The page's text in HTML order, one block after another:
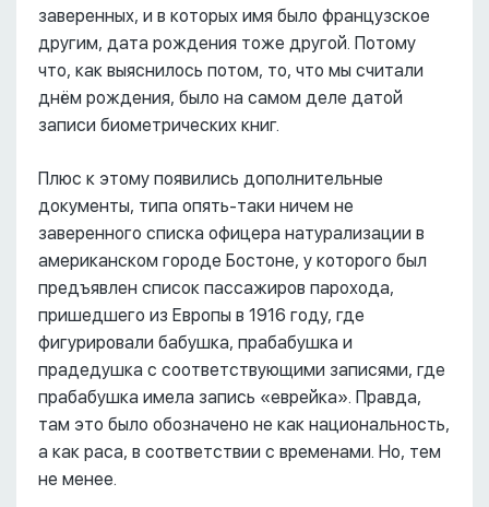
заверенных, и в которых имя было французское
другим, дата рождения тоже другой. Потому
что, как выяснилось потом, то, что мы считали
днём рождения, было на самом деле датой
записи биометрических книг.
Плюс к этому появились дополнительные
документы, типа опять-таки ничем не
заверенного списка офицера натурализации в
американском городе Бостоне, у которого был
предъявлен список пассажиров парохода,
пришедшего из Европы в 1916 году, где
фигурировали бабушка, прабабушка и
прадедушка с соответствующими записями, где
прабабушка имела запись «еврейка». Правда,
там это было обозначено не как национальность,
а как раса, в соответствии с временами. Но, тем
не менее.